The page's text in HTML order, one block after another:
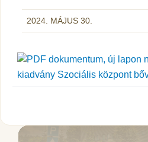
2024. MÁJUS 30.
kiadvány Szociális központ